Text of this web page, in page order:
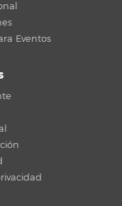
Eventos